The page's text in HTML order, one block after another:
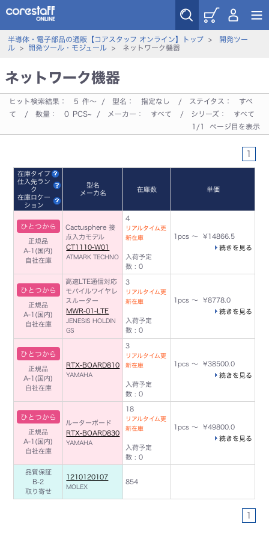
半導体・電子部品の通販【コアスタッフ オンライン】トップ>
開発ツー
ル> 開発ツール・モジュール> ネットワーク機器
ネットワーク機器
ヒット検索結果： 5 件～ / 型名： 指定なし / ステイタス：
すべ
て
/ 数量： 0 PCS~ / メーカー： すべて / シリーズ：
すべて
1/1 ページ目を表示
1
在庫タイプ
仕入先ラン
ク
在庫ロケー
ション
型名
メーカ名
在庫数 単価
ひとつから
正規品
A-1(国内)
自社在庫
Cactusphere 接
点入力モデル
CT1110-W01
ATMARK TECHNO
4
リアルタイム更
新在庫
入荷予定
数 : 0
1pcs ～ ¥14866.5
続きを見る
ひとつから
正規品
A-1(国内)
自社在庫
高速LTE通信対応
モバイルワイヤレ
スルーター
MWR-01-LTE
JENESIS HOLDIN
GS
3
リアルタイム更
新在庫
入荷予定
数 : 0
1pcs ～ ¥8778.0
続きを見る
ひとつから
正規品
A-1(国内)
自社在庫
RTX-BOARD810
YAMAHA
3
リアルタイム更
新在庫
入荷予定
数 : 0
1pcs ～ ¥38500.0
続きを見る
ひとつから
正規品
A-1(国内)
自社在庫
ルーターボード
RTX-BOARD830
YAMAHA
18
リアルタイム更
新在庫
入荷予定
数 : 0
1pcs ～ ¥49800.0
続きを見る
品質保証
B-2
取り寄せ
1210120107
MOLEX
854
1